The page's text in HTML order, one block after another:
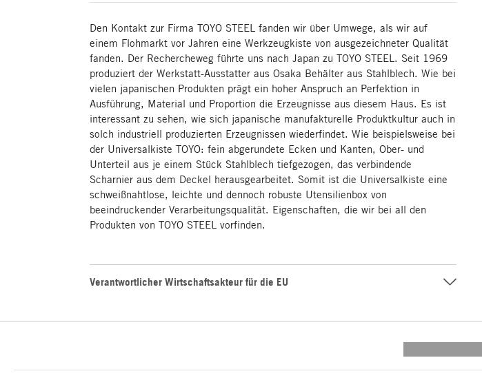
Den Kontakt zur Firma TOYO STEEL fanden wir über Umwege, als wir auf
einem Flohmarkt vor Jahren eine Werkzeugkiste von ausgezeichneter Qualität
fanden. Der Rechercheweg führte uns nach Japan zu TOYO STEEL. Seit 1969
produziert der Werkstatt-Ausstatter aus Osaka Behälter aus Stahlblech. Wie bei
vielen japanischen Produkten prägt ein hoher Anspruch an Perfektion in
Ausführung, Material und Proportion die Erzeugnisse aus diesem Haus. Es ist
interessant zu sehen, wie sich japanische manufakturelle Produktkultur auch in
solch industriell produzierten Erzeugnissen wiederfindet. Wie beispielsweise bei
der Universalkiste TOYO: fein abgerundete Ecken und Kanten, Ober- und
Unterteil aus je einem Stück Stahlblech tiefgezogen, das verbindende
Scharnier aus dem Deckel herausgearbeitet. Somit ist die Universalkiste eine
schweißnahtlose, leichte und dennoch robuste Utensilienbox von
beeindruckender Verarbeitungsqualität. Eigenschaften, die wir bei all den
Produkten von TOYO STEEL vorfinden.
Verantwortlicher Wirtschaftsakteur für die EU